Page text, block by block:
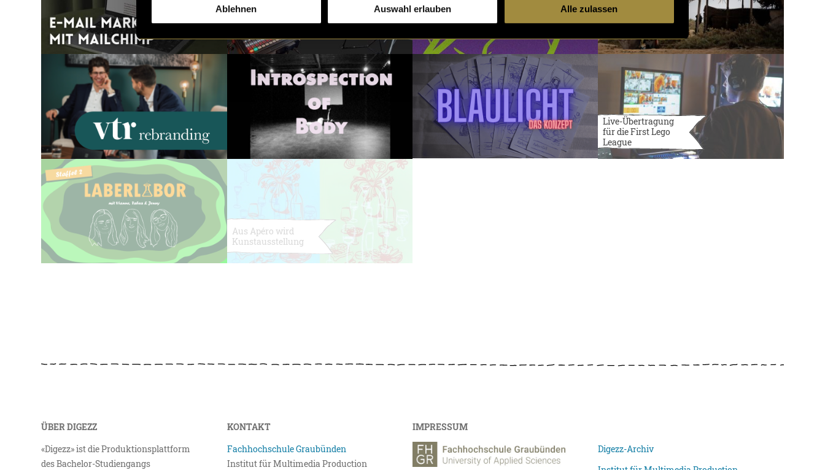
Ablehnen Auswahl erlauben Alle zulassen
Live-Übertragung
für die First Lego
League
Aus Apéro wird
Kunstausstellung
ÜBER DIGEZZ
«Digezz» ist die Produktionsplattform
des Bachelor-Studiengangs
KONTAKT
Fachhochschule Graubünden
Institut für Multimedia Production
IMPRESSUM
Digezz-Archiv